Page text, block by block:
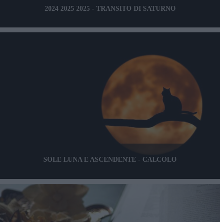
2024 2025 2025 - TRANSITO DI SATURNO
SOLE LUNA E ASCENDENTE - CALCOLO